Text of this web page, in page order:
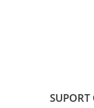
SUPORT